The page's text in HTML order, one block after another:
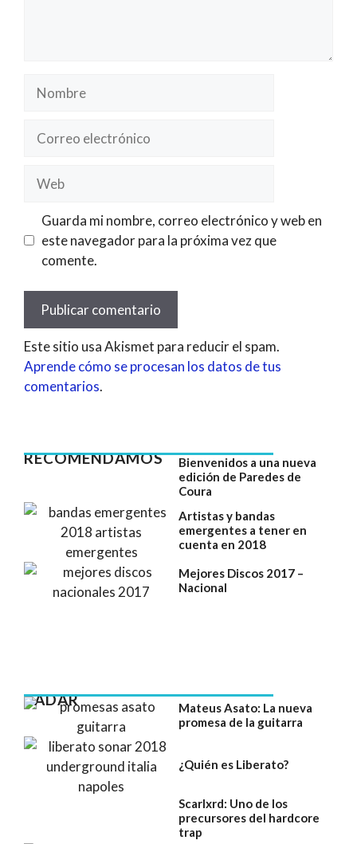
electrónico
Guarda mi nombre, correo electrónico y web en
este navegador para la próxima vez que
comente.
Este sitio usa Akismet para reducir el spam.
Aprende cómo se procesan los datos de tus
comentarios.
RECOMENDAMOS
Bienvenidos a una nueva
edición de Paredes de
Coura
Artistas y bandas
emergentes a tener en
cuenta en 2018
Mejores Discos 2017 –
Nacional
RADAR
Mateus Asato: La nueva
promesa de la guitarra
¿Quién es Liberato?
Scarlxrd: Uno de los
precursores del hardcore
trap